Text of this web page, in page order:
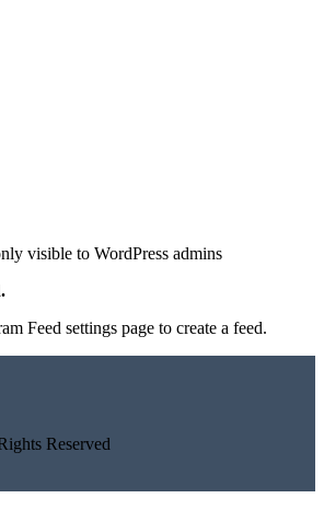
visible to WordPress admins
Feed settings page to create a feed.
Reserved